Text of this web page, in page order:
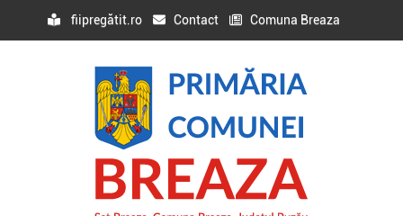
fiipregătit.ro Contact Comuna Breaza